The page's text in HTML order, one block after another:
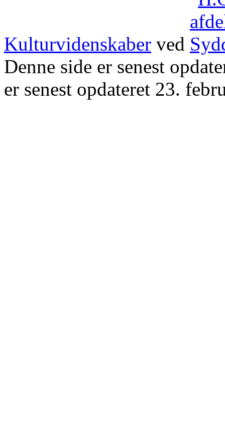
Kulturvidenskaber ved
Denne side er senest
er senest opdateret 23.